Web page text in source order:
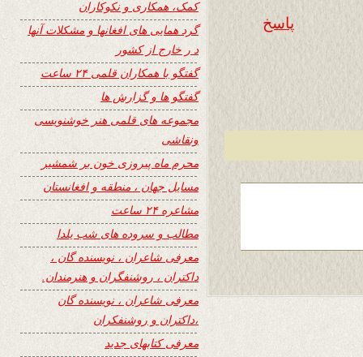
پاسخ
کمک، همکاری و نکوکاران
گرد همایی های افغانها و مشکلات آنها
د ر خارج از کشور
گفتگو با همکاران قلمی ۲۴ ساعت
گفتگو ها و گزارش ها
مجموعه های قلمی هنر خوشنویسی
ونقاشی
محرم ماه پیروزی خون بر شمشیر
مسایل جهان ، منطقه و افغانستان
مشاعره ۲۴ ساعت
مطالب و سروده های شب یلدا
معرفی شاعران ، نویسنده گان ،
داکتران ، روشنفگران و هنرمندان.
معرفی شاعران ، نویسنده گان
،داکتران و روشنفکران
معرفی کتابهای جدید